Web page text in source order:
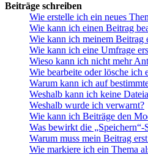
Beiträge schreiben
Wie erstelle ich ein neues
Wie kann ich einen Beitrag
Wie kann ich meinem Beitrag
Wie kann ich eine Umfrage
Wieso kann ich nicht mehr
Wie bearbeite oder lösche ich
Warum kann ich auf
Weshalb kann ich keine
Weshalb wurde ich verwarnt?
Wie kann ich Beiträge den
Was bewirkt die „Speichern“-
Warum muss mein Beitrag
Wie markiere ich ein Thema